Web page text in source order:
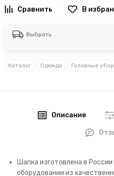
В
Выбрать
Каталог Одежда Головные
Описание
Шапка изготовлена в
оборудовании из